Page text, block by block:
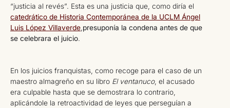
“justicia al revés”. Esta es una justicia que, como diría el
catedrático de Historia Contemporánea de la UCLM Ángel
Luis López Villaverde presuponía la condena antes de que
se celebrara el juicio.
En los juicios franquistas, como recoge para el caso de un
maestro almagreño en su libro El ventanuco, el acusado
era culpable hasta que se demostrara lo contrario,
aplicándole la retroactividad de leyes que perseguían a